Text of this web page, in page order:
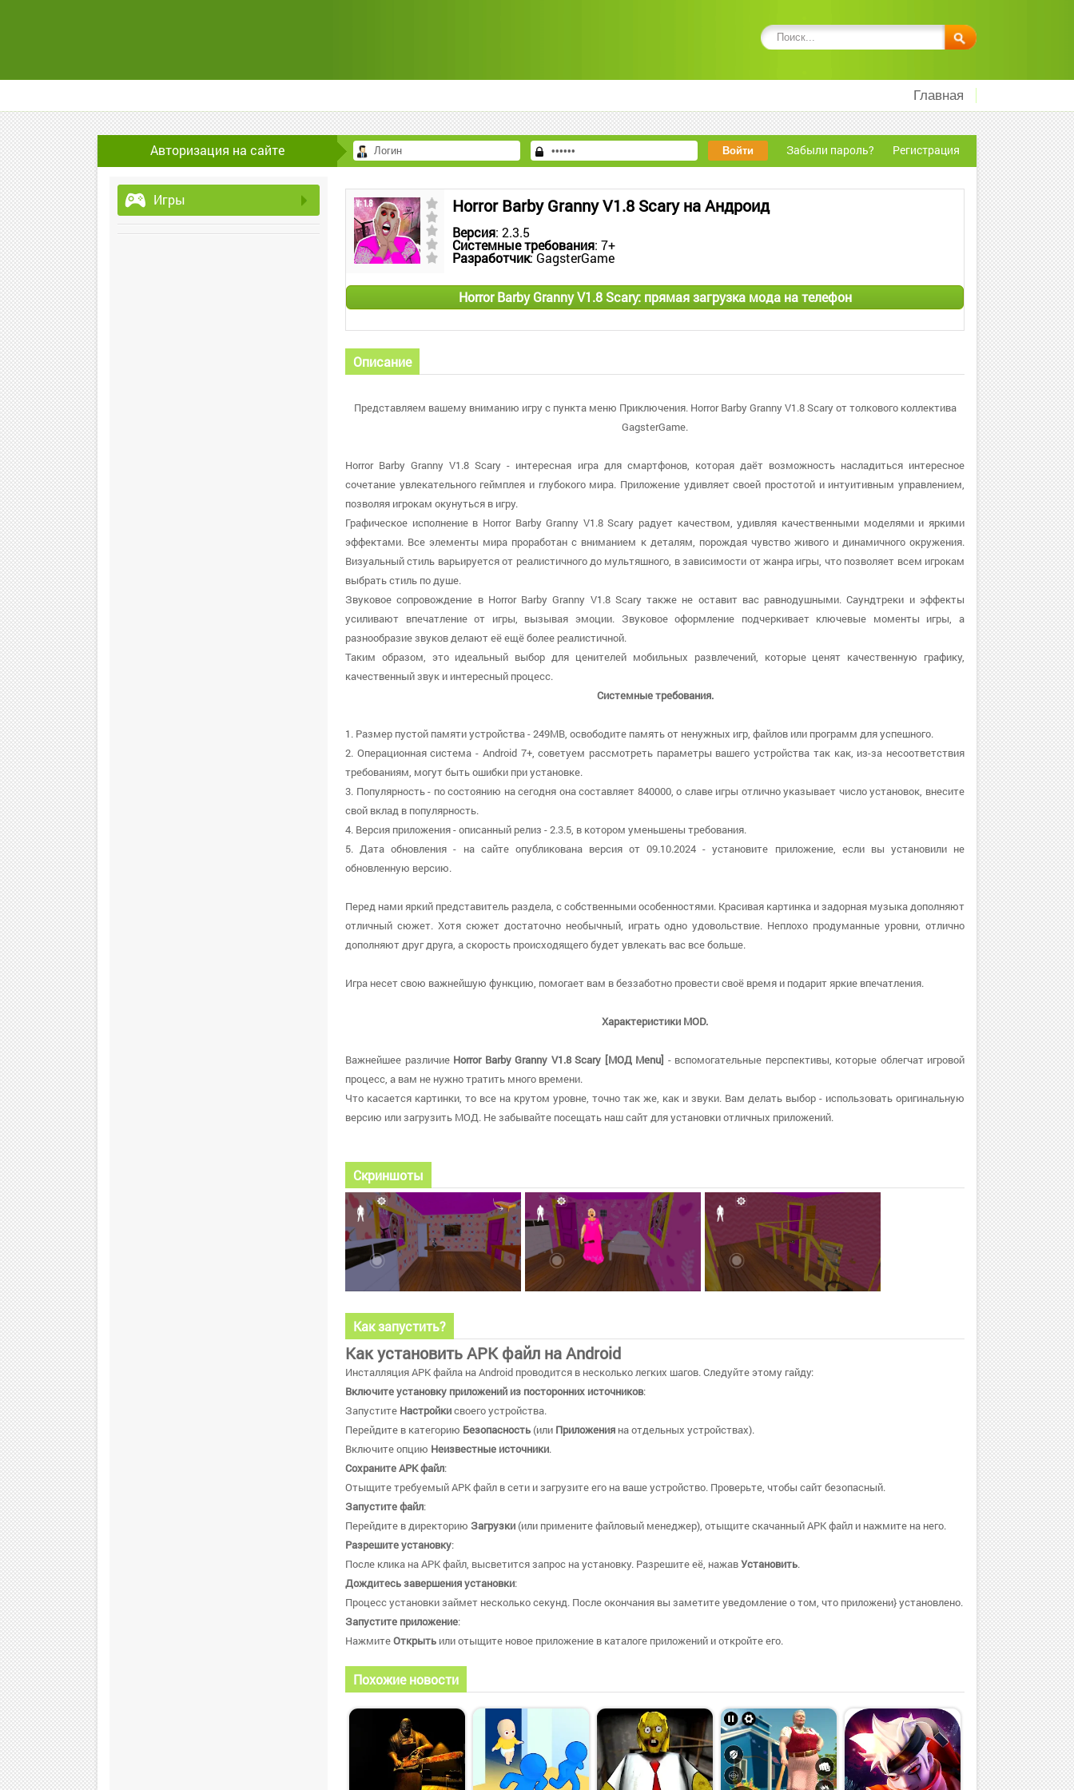
Главная
Авторизация на сайте Забыли пароль? Регистрация
Игры Horror Barby Granny V1.8 Scary на Андроид
Версия: 2.3.5
Системные требования: 7+
Разработчик: GagsterGame
Horror Barby Granny V1.8 Scary: прямая загрузка мода на телефон
Описание
Представляем вашему вниманию игру с пункта меню Приключения. Horror Barby Granny V1.8 Scary от толкового коллектива
GagsterGame.
Horror Barby Granny V1.8 Scary - интересная игра для смартфонов, которая даёт возможность насладиться интересное
сочетание увлекательного геймплея и глубокого мира. Приложение удивляет своей простотой и интуитивным управлением,
позволяя игрокам окунуться в игру.
Графическое исполнение в Horror Barby Granny V1.8 Scary радует качеством, удивляя качественными моделями и яркими
эффектами. Все элементы мира проработан с вниманием к деталям, порождая чувство живого и динамичного окружения.
Визуальный стиль варьируется от реалистичного до мультяшного, в зависимости от жанра игры, что позволяет всем игрокам
выбрать стиль по душе.
Звуковое сопровождение в Horror Barby Granny V1.8 Scary также не оставит вас равнодушными. Саундтреки и эффекты
усиливают впечатление от игры, вызывая эмоции. Звуковое оформление подчеркивает ключевые моменты игры, а
разнообразие звуков делают её ещё более реалистичной.
Таким образом, это идеальный выбор для ценителей мобильных развлечений, которые ценят качественную графику,
качественный звук и интересный процесс.
Системные требования.
1. Размер пустой памяти устройства - 249MB, освободите память от ненужных игр, файлов или программ для успешного.
2. Операционная система - Android 7+, советуем рассмотреть параметры вашего устройства так как, из-за несоответствия
требованиям, могут быть ошибки при установке.
3. Популярность - по состоянию на сегодня она составляет 840000, о cлаве игры отлично указывает число установок, внесите
свой вклад в популярность.
4. Версия приложения - описанный релиз - 2.3.5, в котором уменьшены требования.
5. Дата обновления - на сайте опубликована версия от 09.10.2024 - установите приложение, если вы установили не
обновленную версию.
Перед нами яркий представитель раздела, с собственными особенностями. Красивая картинка и задорная музыка дополняют
отличный сюжет. Хотя сюжет достаточно необычный, играть одно удовольствие. Неплохо продуманные уровни, отлично
дополняют друг друга, а скорость происходящего будет увлекать вас все больше.
Игра несет свою важнейшую функцию, помогает вам в беззаботно провести своё время и подарит яркие впечатления.
Характеристики MOD.
Важнейшее различие Horror Barby Granny V1.8 Scary [МОД Menu] - вспомогательные перспективы, которые облегчат игровой
процесс, а вам не нужно тратить много времени.
Что касается картинки, то все на крутом уровне, точно так же, как и звуки. Вам делать выбор - использовать оригинальную
версию или загрузить МОД. Не забывайте посещать наш сайт для установки отличных приложений.
Скриншоты
Как запустить?
Как установить APK файл на Android
Инсталляция APK файла на Android проводится в несколько легких шагов. Следуйте этому гайду:
Включите установку приложений из посторонних источников:
Запустите Настройкисвоего устройства.
Перейдите в категорию Безопасность (или Приложения на отдельных устройствах).
Включите опцию Неизвестные источники.
Сохраните APK файл:
Отыщите требуемый APK файл в сети и загрузите его на ваше устройство. Проверьте, чтобы сайт безопасный.
Запустите файл:
Перейдите в директорию Загрузки (или примените файловый менеджер), отыщите скачанный APK файл и нажмите на него.
Разрешите установку:
После клика на APK файл, высветится запрос на установку. Разрешите её, нажавУстановить.
Дождитесь завершения установки:
Процесс установки займет несколько секунд. После окончания вы заметите уведомление о том, что приложени} установлено.
Запустите приложение:
НажмитеОткрыть или отыщите новое приложение в каталоге приложений и откройте его.
Похожие новости